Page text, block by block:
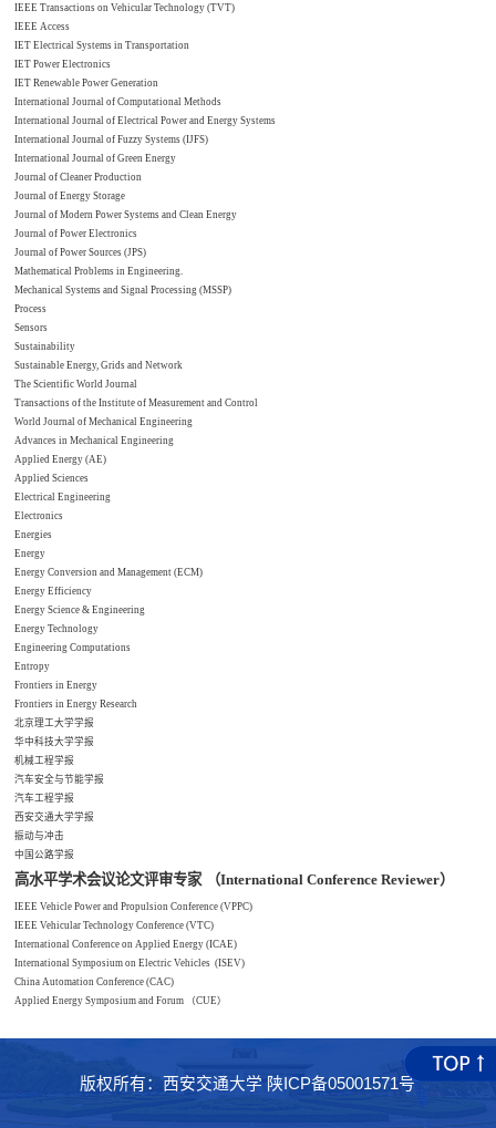
IEEE Transactions on Vehicular Technology (TVT)
IEEE Access
IET Electrical Systems in Transportation
IET Power Electronics
IET Renewable Power Generation
International Journal of Computational Methods
International Journal of Electrical Power and Energy Systems
International Journal of Fuzzy Systems (IJFS)
International Journal of Green Energy
Journal of Cleaner Production
Journal of Energy Storage
Journal of Modern Power Systems and Clean Energy
Journal of Power Electronics
Journal of Power Sources (JPS)
Mathematical Problems in Engineering.
Mechanical Systems and Signal Processing (MSSP)
Process
Sensors
Sustainability
Sustainable Energy, Grids and Network
The Scientific World Journal
Transactions of the Institute of Measurement and Control
World Journal of Mechanical Engineering
Advances in Mechanical Engineering
Applied Energy (AE)
Applied Sciences
Electrical Engineering
Electronics
Energies
Energy
Energy Conversion and Management (ECM)
Energy Efficiency
Energy Science & Engineering
Energy Technology
Engineering Computations
Entropy
Frontiers in Energy
Frontiers in Energy Research
北京理工大学学报
华中科技大学学报
机械工程学报
汽车安全与节能学报
汽车工程学报
西安交通大学学报
振动与冲击
中国公路学报
高水平学术会议论文评审专家 （International Conference Reviewer）
IEEE Vehicle Power and Propulsion Conference (VPPC)
IEEE Vehicular Technology Conference (VTC)
International Conference on Applied Energy (ICAE)
International Symposium on Electric Vehicles (ISEV)
China Automation Conference (CAC)
Applied Energy Symposium and Forum
（CUE）
版权所有：西安交通大学 陕ICP备05001571号